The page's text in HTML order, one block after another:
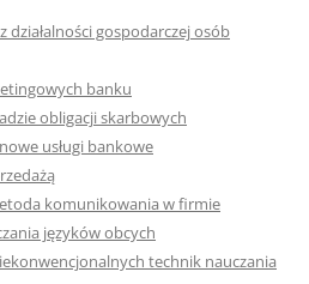
gospodarczej osób
banku
obligacji skarbowych
usługi bankowe
komunikowania w firmie
języków obcych
technik nauczania